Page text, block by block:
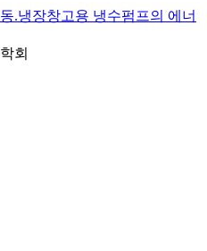
.냉장창고용 냉수펌프의 에너
회